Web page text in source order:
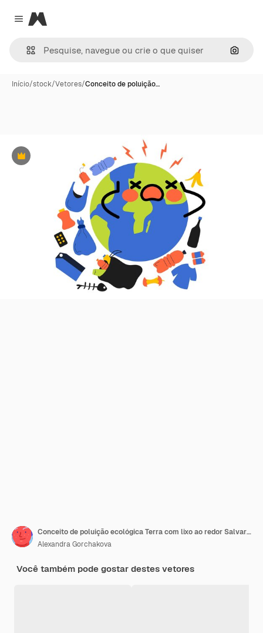
Close menu
Magnific
Início/stock/Vetores/Conceito de poluição…
Premium
Conceito de poluição ecológica Terra com lixo ao redor Salvar a Terra da poluição proteger e salvar
Alexandra Gorchakova
Você também pode gostar destes vetores